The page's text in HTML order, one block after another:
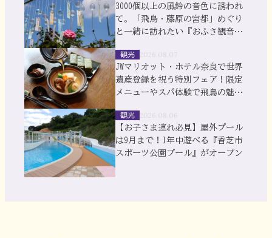
3000個以上の風鈴の音色に誘われ
て。「飛鳥・藤原の宮都」めぐり
と一緒に訪れたい『おふさ観音』
観光
JWマリオット・ホテル奈良で世界
遺産登録を祝う特別フェア！限定
メニューやスパ体験で飛鳥の魅力
観光
【お子さま連れ必見】屋外プール
は9月まで！1年中遊べる『香芝市
スポーツ公園プール』がオープン